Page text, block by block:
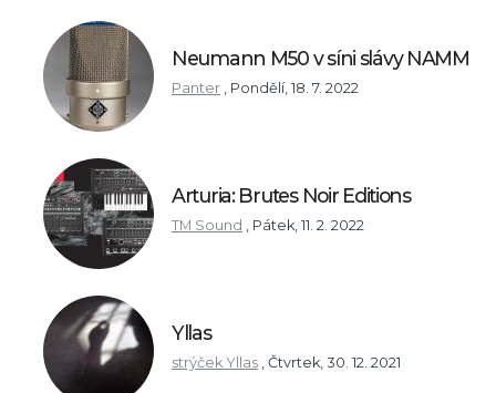
Neumann M50 v síni slávy NAMM
Panter , Pondělí, 18. 7. 2022
Arturia: Brutes Noir Editions
TM Sound , Pátek, 11. 2. 2022
Yllas
strýček Yllas , Čtvrtek, 30. 12. 2021